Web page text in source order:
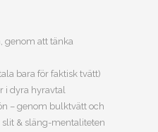
genom att tänka
bara för faktisk tvätt)
i dyra hyravtal
– genom bulktvätt och
& släng-mentaliteten